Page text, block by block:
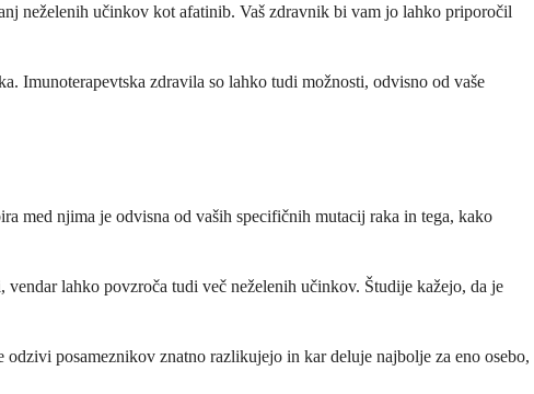
neželenih učinkov kot afatinib. Vaš zdravnik bi vam jo lahko priporočil
Imunoterapevtska zdravila so lahko tudi možnosti, odvisno od vaše
med njima je odvisna od vaših specifičnih mutacij raka in tega, kako
lahko povzroča tudi več neželenih učinkov. Študije kažejo, da je
posameznikov znatno razlikujejo in kar deluje najbolje za eno osebo,